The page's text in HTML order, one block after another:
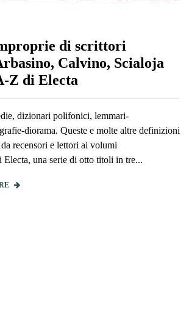
di scrittori
Calvino, Scialoja
Z di Electa
dizionari polifonici, lemmari-
diorama. Queste e molte altre definizioni
recensori e lettori ai volumi
una serie di otto titoli in tre...